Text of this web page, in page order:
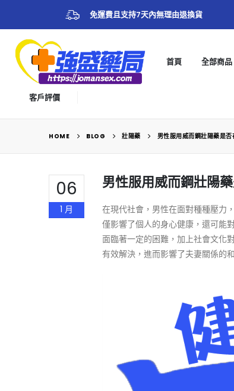
免運費且支持7天內無理由退換貨
首頁 全部商品
客戶評價
HOME BLOG 壯陽藥 男性服用威而鋼壯陽藥是
06
1 月
男性服用威而鋼壯陽
在現代社會，男性在面對種種壓力
僅影響了個人的身心健康，還可能
面臨著一定的困難，加上社會文化
有效解決，進而影響了夫妻關係的